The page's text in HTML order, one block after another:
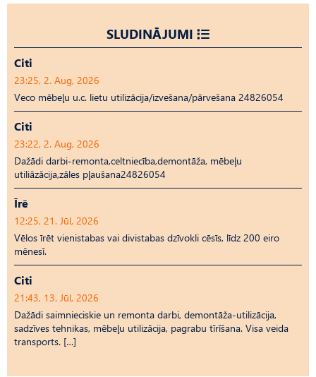
SLUDINĀJUMI
Citi
23:25, 2. Aug, 2026
Veco mēbeļu u.c. lietu utilizācija/izvešana/pārvešana 24826054
Citi
23:22, 2. Aug, 2026
Dažādi darbi-remonta,celtniecība,demontāža, mēbeļu
utiliāzācija,zāles pļaušana24826054
Īrē
12:25, 21. Jūl, 2026
Vēlos īrēt vienistabas vai divistabas dzīvokli cēsīs, līdz 200 eiro
mēnesī.
Citi
21:43, 13. Jūl, 2026
Dažādi saimnieciskie un remonta darbi, demontāža-utilizācija,
sadzīves tehnikas, mēbeļu utilizācija, pagrabu tīrīšana. Visa veida
transports. […]